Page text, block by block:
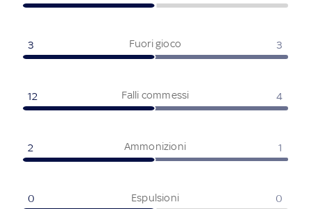
Fuori gioco
3 3
Falli commessi
12 4
Ammonizioni
2 1
Espulsioni
0 0